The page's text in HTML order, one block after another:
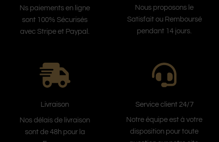
Ns paiements en ligne
sont 100% Sécurisés
avec Stripe et Paypal.
Nous proposons le
Satisfait ou Remboursé
pendant 14 jours.
Livraison
Nos délais de livraison
sont de 48h pour la
Service client 24/7
Notre équipe est à votre
disposition pour toute